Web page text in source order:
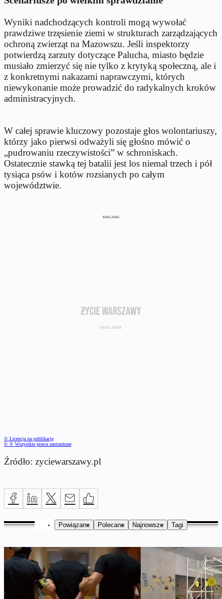
Wyniki nadchodzących kontroli mogą wywołać
prawdziwe trzęsienie ziemi w strukturach zarządzających
ochroną zwierząt na Mazowszu. Jeśli inspektorzy
potwierdzą zarzuty dotyczące Palucha, miasto będzie
musiało zmierzyć się nie tylko z krytyką społeczną, ale i
z konkretnymi nakazami naprawczymi, których
niewykonanie może prowadzić do radykalnych kroków
administracyjnych.
W całej sprawie kluczowy pozostaje głos wolontariuszy,
którzy jako pierwsi odważyli się głośno mówić o
„pudrowaniu rzeczywistości” w schroniskach.
Ostatecznie stawką tej batalii jest los niemal trzech i pół
tysiąca psów i kotów rozsianych po całym
województwie.
REKLAMA
© Licencja na publikację
© ℗ Wszystkie prawa zastrzeżone
Źródło: zyciewarszawy.pl
Powiązane Polecane Najnowsze Tagi